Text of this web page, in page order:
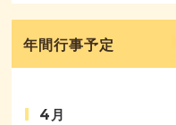
年間行事予定
4月